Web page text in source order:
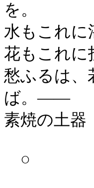
を。
水もこれに
花もこれに
愁ふるは、
ば。――
素焼の土器
○